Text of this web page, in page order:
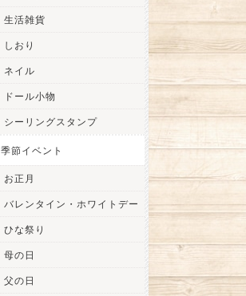
生活雑貨
しおり
ネイル
ドール小物
シーリングスタンプ
季節イベント
お正月
バレンタイン・ホワイトデー
ひな祭り
母の日
父の日